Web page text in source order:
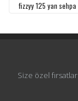
fizzyy 125 yan sehpa
Size özel